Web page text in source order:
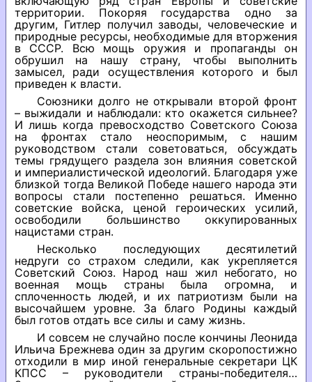
территории. Покоряя государства одно за
другим, Гитлер получил заводы, человеческие и
природные ресурсы, необходимые для вторжения
в СССР. Всю мощь оружия и пропаганды он
обрушил на нашу страну, чтобы выполнить
замысел, ради осуществления которого и был
приведен к власти.
Союзники долго не открывали второй фронт
– выжидали и наблюдали: кто окажется сильнее?
И лишь когда превосходство Советского Союза
на фронтах стало неоспоримым, с нашим
руководством стали советоваться, обсуждать
темы грядущего раздела зон влияния советской
и империалистической идеологий. Благодаря уже
близкой тогда Великой Победе нашего народа эти
вопросы стали постепенно решаться. Именно
советские войска, ценой героических усилий,
освободили большинство оккупированных
нацистами стран.
Несколько последующих десятилетий
недруги со страхом следили, как укрепляется
Советский Союз. Народ наш жил небогато, но
военная мощь страны была огромна, и
сплоченность людей, и их патриотизм были на
высочайшем уровне. За благо Родины каждый
был готов отдать все силы и саму жизнь.
И совсем не случайно после кончины Леонида
Ильича Брежнева один за другим скоропостижно
отходили в мир иной генеральные секретари ЦК
КПСС – руководители страны-победителя…